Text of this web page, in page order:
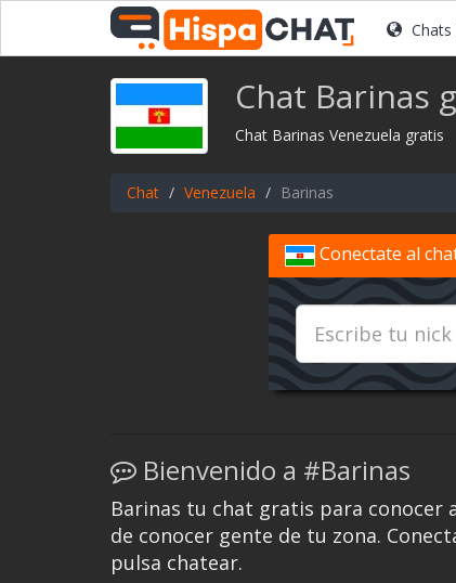
Chats
Chat Barinas
Chat Barinas Venezuela gratis
Chat Venezuela Barinas
Conectate al
Bienvenido a #Barinas
Barinas tu chat gratis para conocer
de conocer gente de tu zona.
pulsa chatear.